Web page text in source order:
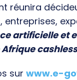
réunira
entreprises,
artificielle et
sur www.e-